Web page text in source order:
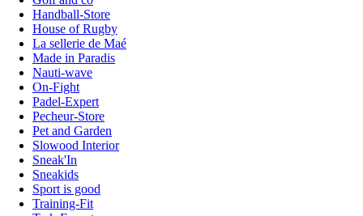
Handball-Store
House of Rugby
La sellerie de Maé
Made in Paradis
Nauti-wave
On-Fight
Padel-Expert
Pecheur-Store
Pet and Garden
Slowood Interior
Sneak'In
Sneakids
Sport is good
Training-Fit